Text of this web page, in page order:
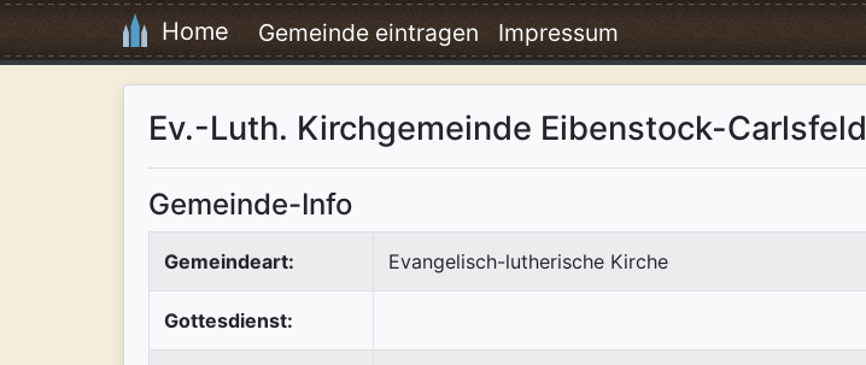
Home Gemeinde eintragen Impressum
Ev.-Luth. Kirchgemeinde Eibenstock-Carlsfeld
Gemeinde-Info
Gemeindeart: Evangelisch-lutherische Kirche
Gottesdienst: